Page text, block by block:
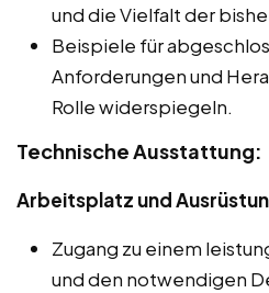
und die Vielfalt der
Beispiele für
Anforderungen und
Rolle widerspiegeln.
Technische Ausstattung:
Arbeitsplatz und
Zugang zu einem
und den notwendigen